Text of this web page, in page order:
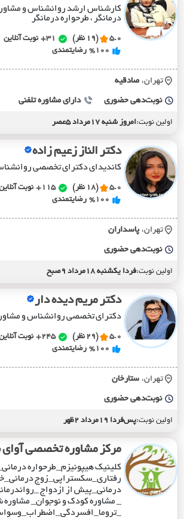
کارشناس ارشد روانشناس و
درمانگر ، طرحواره درمانگر
5.0 (19 نظر) 31+
نوبت آنلاین
%100 رضایتمندی
تهران، صادقيه
نوبت‌دهی حضوری دارای مشاوره تلفنی
اولین نوبت:امروز شنبه 17مرداد 5عصر
دکتر الناز زعیم زاده
کاندیدای دکترای تخصصی
5.0 (18 نظر) 115+
نوبت
%100 رضایتمندی
تهران، پاسداران
نوبت‌دهی حضوری
اولین نوبت:فردا یکشنبه 18مرداد 9صبح
دکتر مریم دیده دار
دکترای تخصصی روانشناس و مشاور
5.0 (29 نظر) 245+
نوبت
%100 رضایتمندی
تهران، ستارخان
نوبت‌دهی حضوری
اولین نوبت:پس‌فردا 19مرداد 2ظهر
مرکز مشاوره تخصصی
کلینیک هیپونیزم_طرحواره
رفتاری_سکستراپی_زوج
درمانی_پیش از ازدواج
_ مشاوره کودک و نوجوان_ مشاوره